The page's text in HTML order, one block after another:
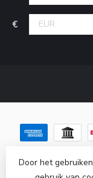
€
Door het